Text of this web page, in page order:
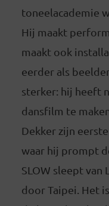
toneelacademie
Hij maakt
maakt ook
eerder als
sterker: hij heeft
dansfilm te
Dekker zijn
waar hij prompt
SLOW sleept van
door Taipei. Het